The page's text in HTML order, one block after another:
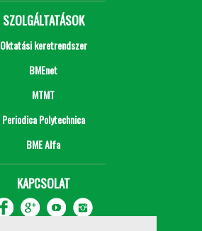
SZOLGÁLTATÁSOK
Oktatási keretrendszer
BMEnet
MTMT
Periodica Polytechnica
BME Alfa
KAPCSOLAT